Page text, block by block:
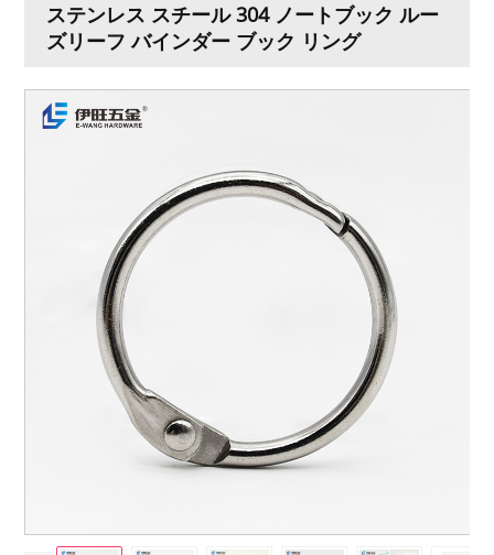
ステンレス スチール 304 ノートブック ルー
ズリーフ バインダー ブック リング